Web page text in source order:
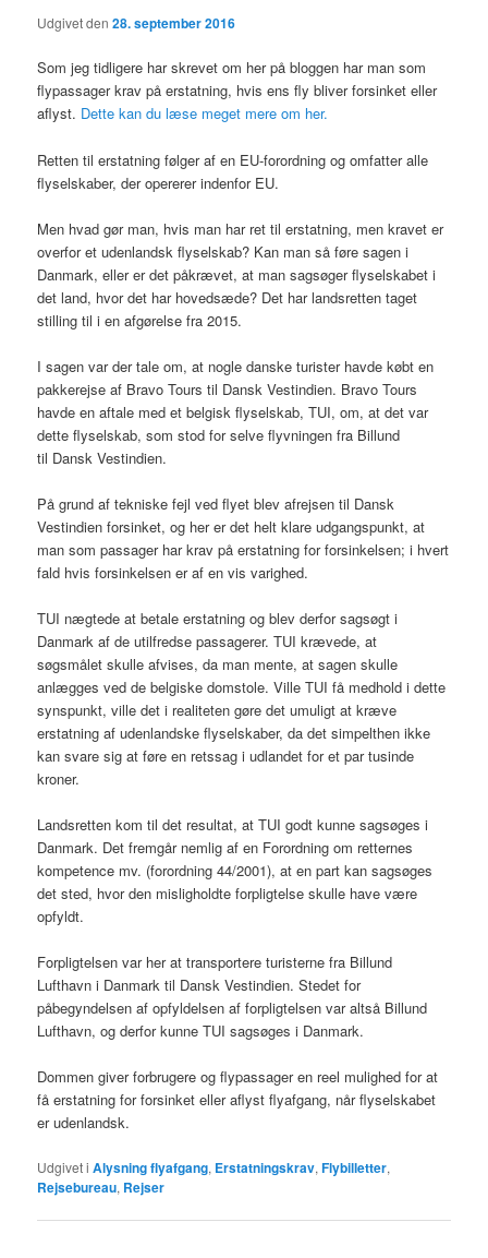
Udgivet den28. september 2016
Som jeg tidligere har skrevet om her på bloggen har man som
flypassager krav på erstatning, hvis ens fly bliver forsinket eller
aflyst. Dette kan du læse meget mere om her.
Retten til erstatning følger af en EU-forordning og omfatter alle
flyselskaber, der opererer indenfor EU.
Men hvad gør man, hvis man har ret til erstatning, men kravet er
overfor et udenlandsk flyselskab? Kan man så føre sagen i
Danmark, eller er det påkrævet, at man sagsøger flyselskabet i
det land, hvor det har hovedsæde? Det har landsretten taget
stilling til i en afgørelse fra 2015.
I sagen var der tale om, at nogle danske turister havde købt en
pakkerejse af Bravo Tours til Dansk Vestindien. Bravo Tours
havde en aftale med et belgisk flyselskab, TUI, om, at det var
dette flyselskab, som stod for selve flyvningen fra Billund
til Dansk Vestindien.
På grund af tekniske fejl ved flyet blev afrejsen til Dansk
Vestindien forsinket, og her er det helt klare udgangspunkt, at
man som passager har krav på erstatning for forsinkelsen; i hvert
fald hvis forsinkelsen er af en vis varighed.
TUI nægtede at betale erstatning og blev derfor sagsøgt i
Danmark af de utilfredse passagerer. TUI krævede, at
søgsmålet skulle afvises, da man mente, at sagen skulle
anlægges ved de belgiske domstole. Ville TUI få medhold i dette
synspunkt, ville det i realiteten gøre det umuligt at kræve
erstatning af udenlandske flyselskaber, da det simpelthen ikke
kan svare sig at føre en retssag i udlandet for et par tusinde
kroner.
Landsretten kom til det resultat, at TUI godt kunne sagsøges i
Danmark. Det fremgår nemlig af en Forordning om retternes
kompetence mv. (forordning 44/2001), at en part kan sagsøges
det sted, hvor den misligholdte forpligtelse skulle have være
opfyldt.
Forpligtelsen var her at transportere turisterne fra Billund
Lufthavn i Danmark til Dansk Vestindien. Stedet for
påbegyndelsen af opfyldelsen af forpligtelsen var altså Billund
Lufthavn, og derfor kunne TUI sagsøges i Danmark.
Dommen giver forbrugere og flypassager en reel mulighed for at
få erstatning for forsinket eller aflyst flyafgang, når flyselskabet
er udenlandsk.
Udgivet i Alysning flyafgang, Erstatningskrav,Flybilletter,
Rejsebureau, Rejser